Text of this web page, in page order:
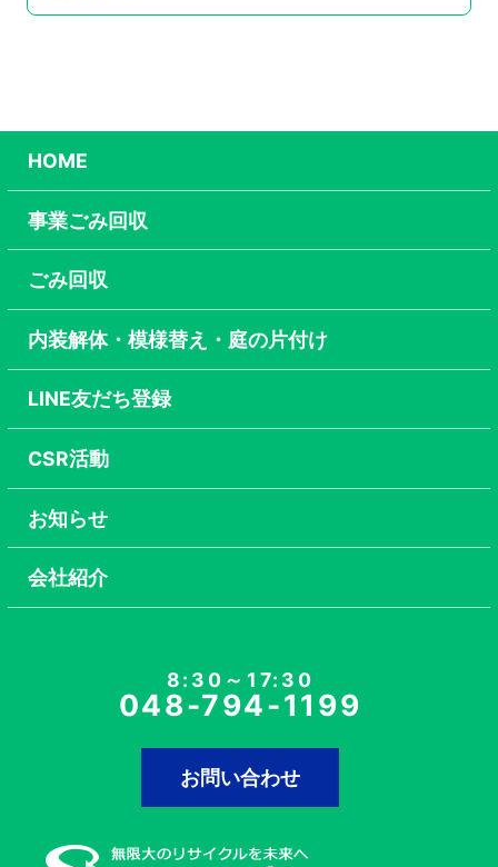
HOME
事業ごみ回収
ごみ回収
内装解体・模様替え・庭の片付け
LINE友だち登録
CSR活動
お知らせ
会社紹介
8:30～17:30
048-794-1199
お問い合わせ